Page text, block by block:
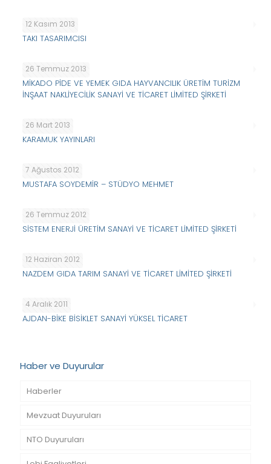
12 Kasım 2013
TAKI TASARIMCISI
26 Temmuz 2013
MİKADO PİDE VE YEMEK GIDA HAYVANCILIK ÜRETİM TURİZM
İNŞAAT NAKLİYECİLİK SANAYİ VE TİCARET LİMİTED ŞİRKETİ
26 Mart 2013
KARAMUK YAYINLARI
7 Ağustos 2012
MUSTAFA SOYDEMİR – STÜDYO MEHMET
26 Temmuz 2012
SİSTEM ENERJİ ÜRETİM SANAYİ VE TİCARET LİMİTED ŞİRKETİ
12 Haziran 2012
NAZDEM GIDA TARIM SANAYİ VE TİCARET LİMİTED ŞİRKETİ
4 Aralık 2011
AJDAN-BİKE BİSİKLET SANAYİ YÜKSEL TİCARET
Haber ve Duyurular
Haberler
Mevzuat Duyuruları
NTO Duyuruları